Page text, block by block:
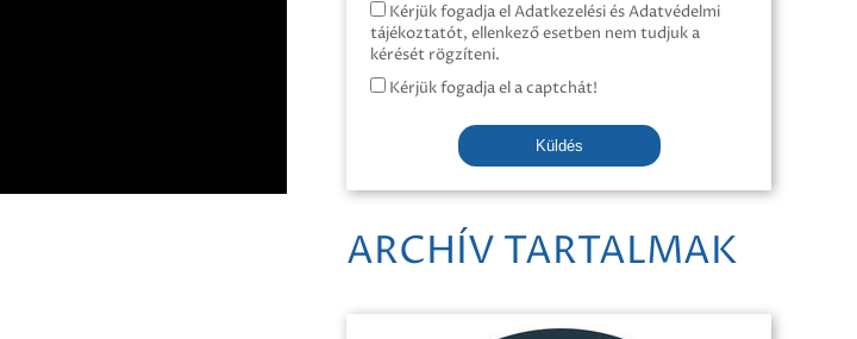
Kérjük fogadja el Adatkezelési és Adatvédelmi
tájékoztatót, ellenkező esetben nem tudjuk a
kérését rögzíteni.
Kérjük fogadja el a captchát!
Küldés
ARCHÍV TARTALMAK